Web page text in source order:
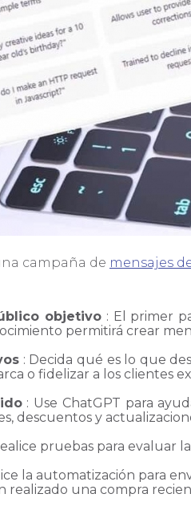
campaña de mensajes
objetivo : El primer
permitirá crear
: Decida qué es lo que
o fidelizar a los clientes
: Use ChatGPT para
descuentos y
pruebas para evaluar
la automatización para
realizado una compra